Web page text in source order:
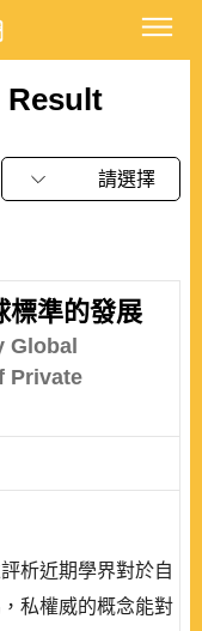
Result
請選擇
標準的發展
Global
Private
析近期學界對於自
私權威的概念能對